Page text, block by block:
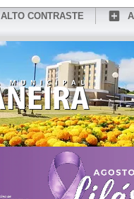
ALTO CONTRASTE
CONHEÇA MEDIANEIRA